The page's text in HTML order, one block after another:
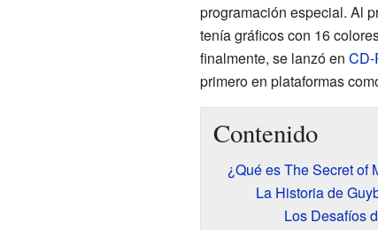
programación especial. Al
tenía gráficos con 16
finalmente, se lanzó en CD-
primero en plataformas
Contenido
¿Qué es The Secret of
La Historia de
Los Desafíos